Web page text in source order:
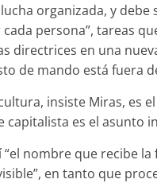
organizada, y
persona”, tareas
directrices en una
de mando está fuera
insiste Miras, es
capitalista es el asunto
“el nombre que recibe
en tanto que